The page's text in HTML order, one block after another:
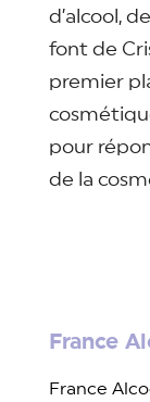
d’alcool,
font de
premier
pour
de la
France
France